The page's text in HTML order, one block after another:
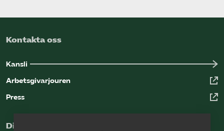
Kontakta oss
Kansli
Arbetsgivarjouren
Press
Digital kunskapsbank för arbetsgivare